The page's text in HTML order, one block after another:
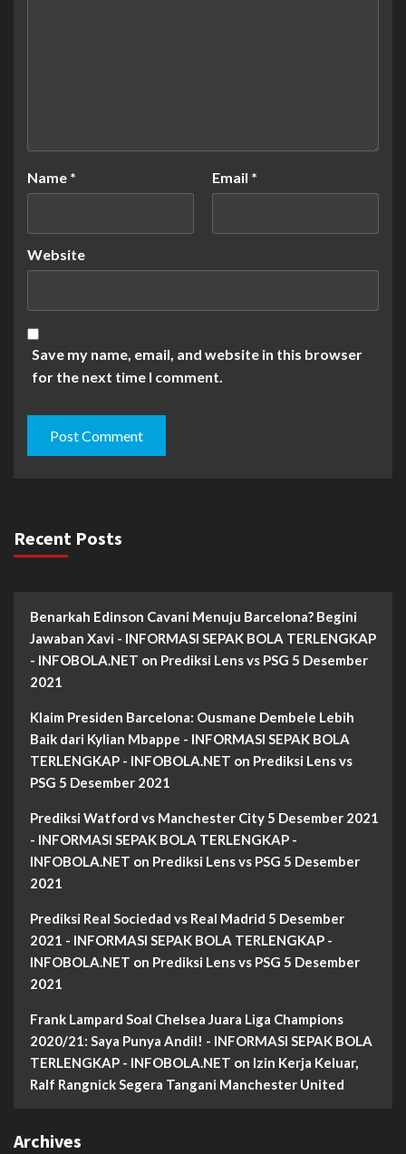
Name * Email *
Website
Save my name, email, and website in this browser
for the next time I comment.
Recent Posts
Benarkah Edinson Cavani Menuju Barcelona? Begini
Jawaban Xavi - INFORMASI SEPAK BOLA TERLENGKAP
- INFOBOLA.NET on Prediksi Lens vs PSG 5 Desember
2021
Klaim Presiden Barcelona: Ousmane Dembele Lebih
Baik dari Kylian Mbappe - INFORMASI SEPAK BOLA
TERLENGKAP - INFOBOLA.NET on Prediksi Lens vs
PSG 5 Desember 2021
Prediksi Watford vs Manchester City 5 Desember 2021
- INFORMASI SEPAK BOLA TERLENGKAP -
INFOBOLA.NET on Prediksi Lens vs PSG 5 Desember
2021
Prediksi Real Sociedad vs Real Madrid 5 Desember
2021 - INFORMASI SEPAK BOLA TERLENGKAP -
INFOBOLA.NET on Prediksi Lens vs PSG 5 Desember
2021
Frank Lampard Soal Chelsea Juara Liga Champions
2020/21: Saya Punya Andil! - INFORMASI SEPAK BOLA
TERLENGKAP - INFOBOLA.NET on Izin Kerja Keluar,
Ralf Rangnick Segera Tangani Manchester United
Archives